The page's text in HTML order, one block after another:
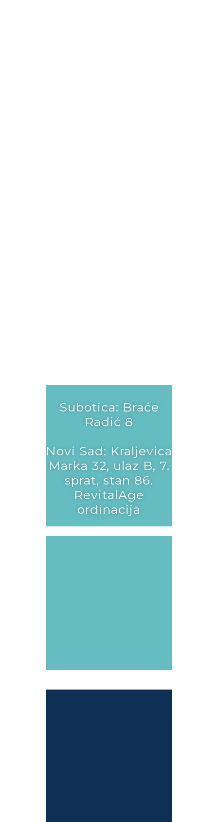
Subotica: Braće
Radić 8
Novi Sad: Kraljevica
Marka 32, ulaz B, 7.
sprat, stan 86.
RevitalAge
ordinacija